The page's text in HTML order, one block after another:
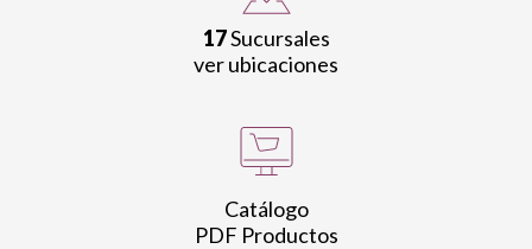
17Sucursales
ver ubicaciones
Catálogo
PDF Productos